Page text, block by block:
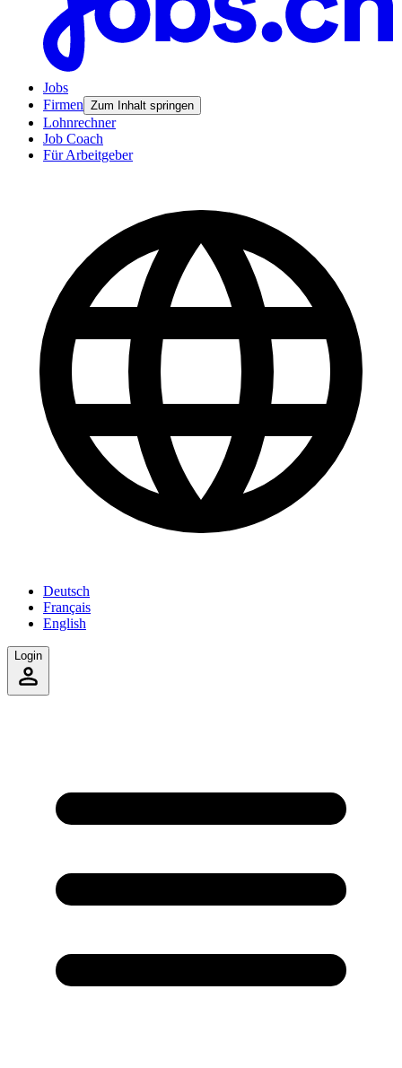
Jobs
Firmen Zum Inhalt springen
Lohnrechner
Job Coach
Für Arbeitgeber
Deutsch
Français
English
Login